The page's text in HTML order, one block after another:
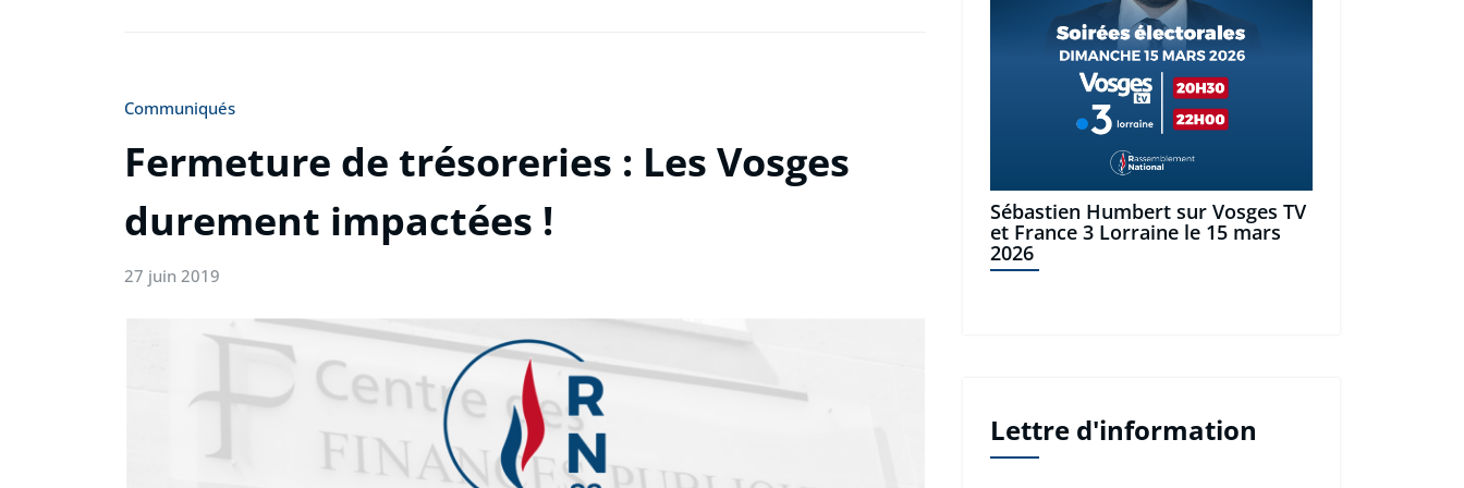
Communiqués
Fermeture de trésoreries : Les Vosges
durement impactées !
27 juin 2019
Sébastien Humbert sur Vosges TV
et France 3 Lorraine le 15 mars
2026
Lettre d'information